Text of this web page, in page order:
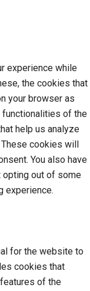
experience while
the cookies that
your browser as
of the
help us analyze
cookies will
You also have
out of some
experience.
for the website to
cookies that
of the